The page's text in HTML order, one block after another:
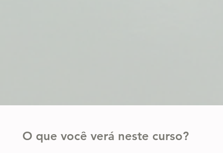
O que você verá neste curso?